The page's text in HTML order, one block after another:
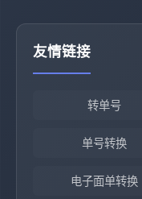
友情链接
转单号
单号转换
电子面单转换